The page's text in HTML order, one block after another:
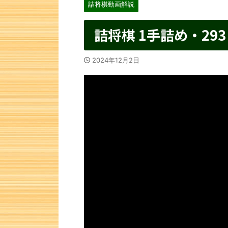
詰将棋動画解説
詰将棋 1手詰め・
2024年12月2日